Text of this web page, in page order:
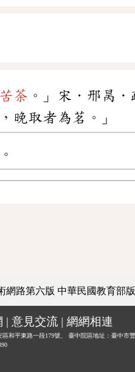
苦荼 。」宋．邢昺
晚取者為茗。」
網路第六版 中華民國教育部
| 意見交流 | 網網相連
和平東路一段179號、
臺中院區地址：臺中市